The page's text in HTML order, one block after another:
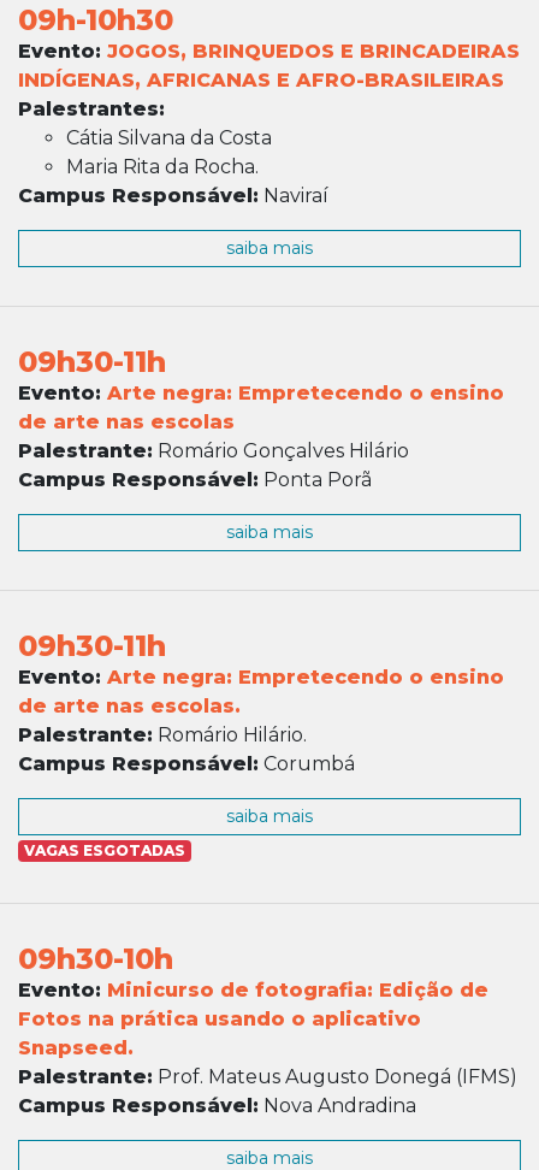
09h-10h30
Evento: JOGOS, BRINQUEDOS E BRINCADEIRAS
INDÍGENAS, AFRICANAS E AFRO-BRASILEIRAS
Palestrantes:
Cátia Silvana da Costa
Maria Rita da Rocha.
Campus Responsável: Naviraí
saiba mais
09h30-11h
Evento: Arte negra: Empretecendo o ensino
de arte nas escolas
Palestrante: Romário Gonçalves Hilário
Campus Responsável: Ponta Porã
saiba mais
09h30-11h
Evento: Arte negra: Empretecendo o ensino
de arte nas escolas.
Palestrante: Romário Hilário.
Campus Responsável: Corumbá
saiba mais
VAGAS ESGOTADAS
09h30-10h
Evento: Minicurso de fotografia: Edição de
Fotos na prática usando o aplicativo
Snapseed.
Palestrante: Prof. Mateus Augusto Donegá (IFMS)
Campus Responsável: Nova Andradina
saiba mais